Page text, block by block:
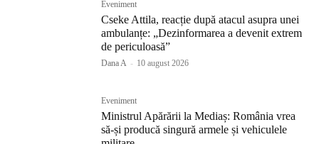
Eveniment
Cseke Attila, reacție după atacul asupra unei
ambulanțe: „Dezinformarea a devenit extrem
de periculoasă”
Dana A - 10 august 2026
Eveniment
Ministrul Apărării la Mediaș: România vrea
să-și producă singură armele și vehiculele